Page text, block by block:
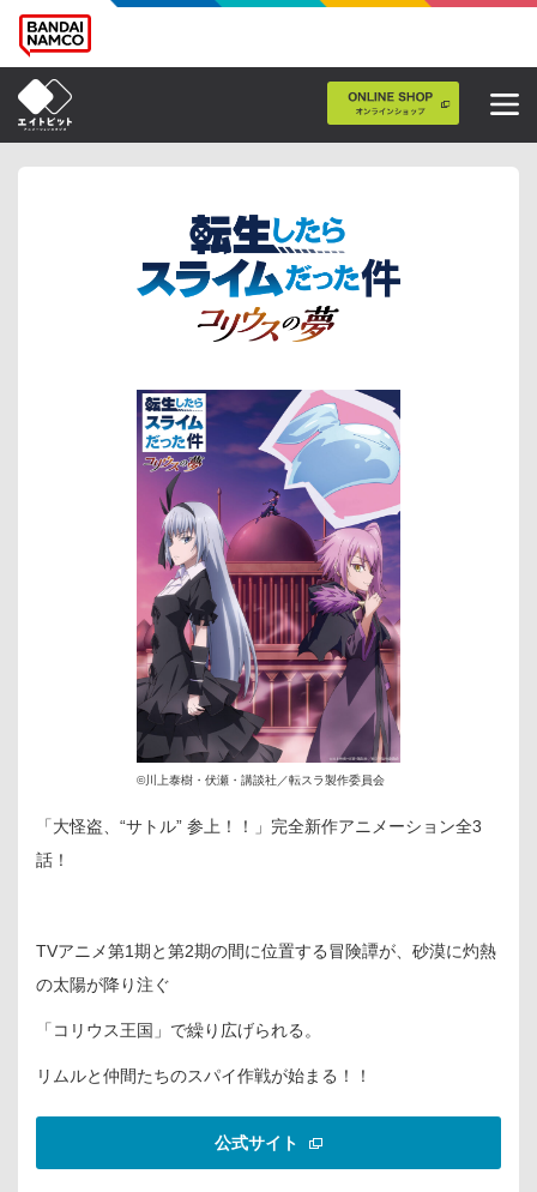
©川上泰樹・伏瀬・講談社／転スラ製作委員会
「大怪盗、“サトル” 参上！！」完全新作アニメーション全3
話！
TVアニメ第1期と第2期の間に位置する冒険譚が、砂漠に灼熱
の太陽が降り注ぐ
「コリウス王国」で繰り広げられる。
リムルと仲間たちのスパイ作戦が始まる！！
公式サイト